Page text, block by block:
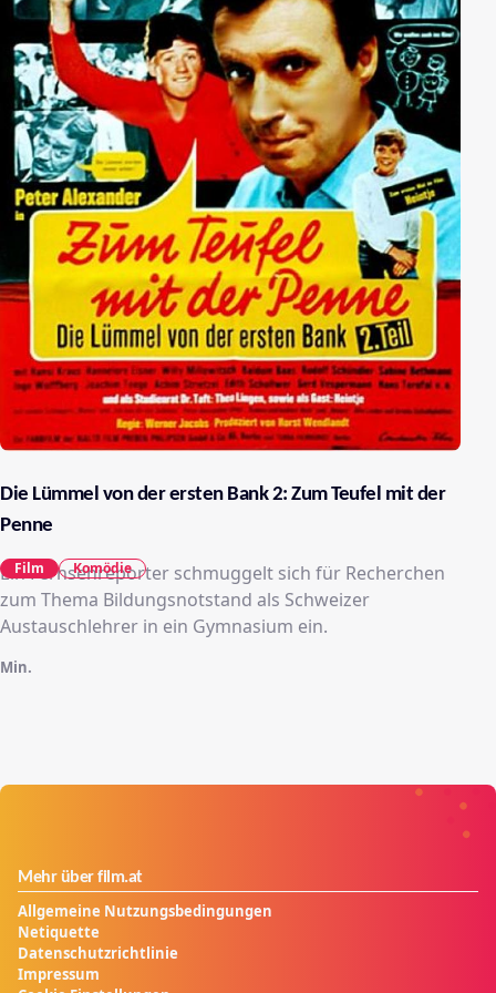
Die Lümmel von der ersten Bank 2: Zum Teufel mit der
Penne
Ein Fernsehreporter schmuggelt sich für Recherchen
zum Thema Bildungsnotstand als Schweizer
Austauschlehrer in ein Gymnasium ein.
Min.
Film Komödie
Mehr über film.at
Allgemeine Nutzungsbedingungen
Netiquette
Datenschutzrichtlinie
Impressum